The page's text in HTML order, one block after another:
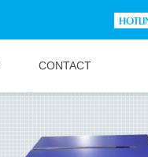
CONTACT